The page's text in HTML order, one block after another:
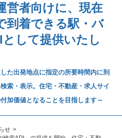
営者向けに、現在
到着できる駅・バ
して提供いたし
た出発地点に指定の所要時間内に到
索・表示。住宅・不動産・求人サイ
加価値となることを目指します～
せ